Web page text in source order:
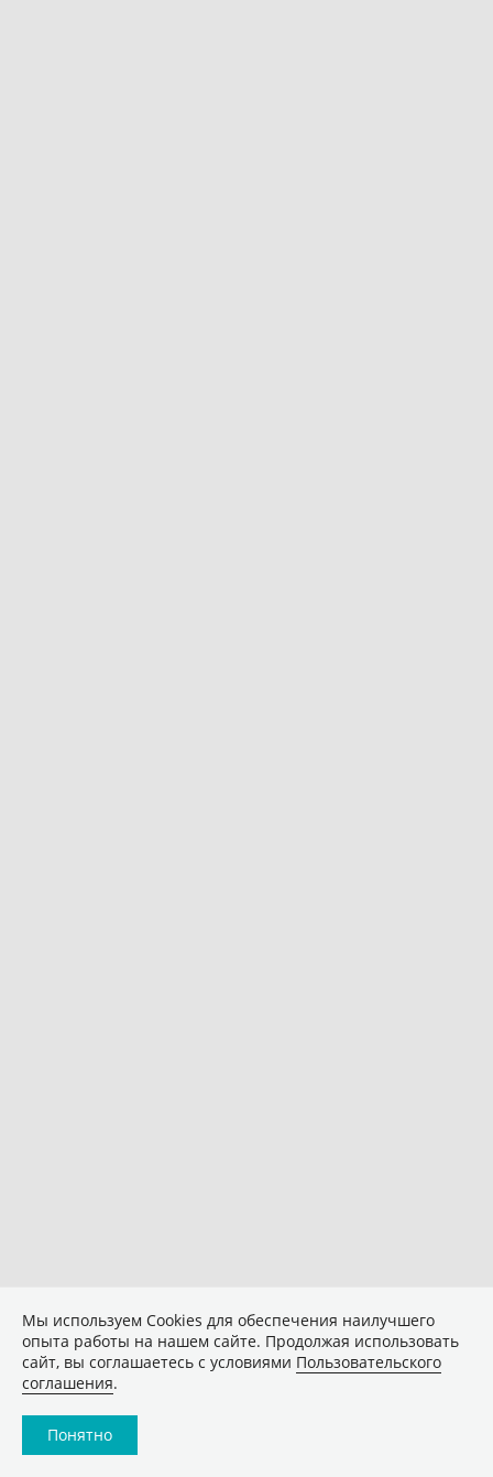
Мы используем Сookies для обеспечения наилучшего
опыта работы на нашем сайте. Продолжая использовать
сайт, вы соглашаетесь с условиями Пользовательского
соглашения.
Понятно